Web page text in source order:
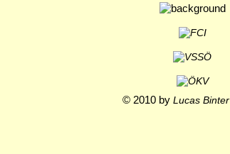
© 2010 by Lucas Binter